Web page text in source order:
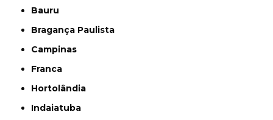
Bauru
Bragança Paulista
Campinas
Franca
Hortolândia
Indaiatuba